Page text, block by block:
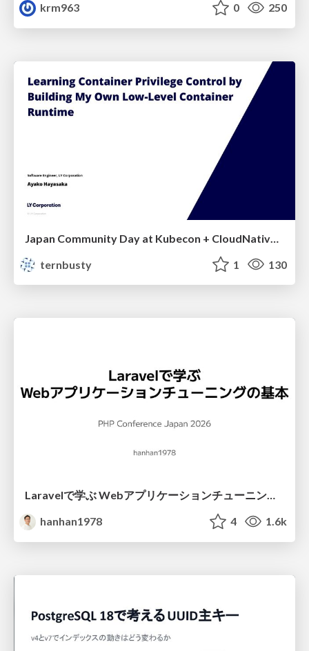
krm963
0 250
ternbusty
1 130
Laravelで学ぶ Webアプリケーションチューニング入門/web_application_tuning_101
hanhan1978
4 1.6k